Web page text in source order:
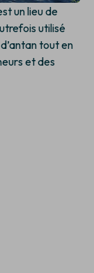
un lieu de
utilisé
tout en
et des